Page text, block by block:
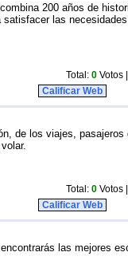
200 años de
las
Total: 0 Votos |
Calificar Web
de los viajes,
Total: 0 Votos |
Calificar Web
las mejores